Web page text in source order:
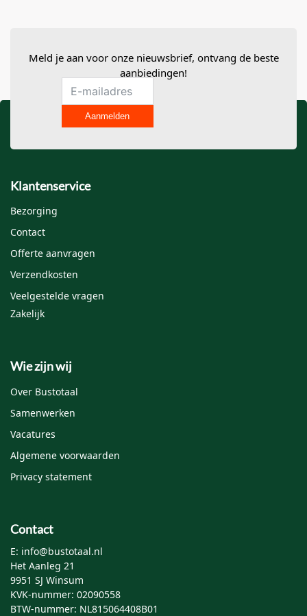
Je waardering*
Je beoordeling*
Naam*
E-mail
Mijn naam, e-mail en site opslaan in deze browser
voor de volgende keer wanneer ik een reactie plaats.
Meld je aan voor onze nieuwsbrief, ontvang de beste
aanbiedingen!
Aanmelden
Klantenservice
Bezorging
Contact
Offerte aanvragen
Verzendkosten
Veelgestelde vragen
Zakelijk
Wie zijn wij
Over Bustotaal
Samenwerken
Vacatures
Algemene voorwaarden
Privacy statement
Contact
E: info@bustotaal.nl
Het Aanleg 21
9951 SJ Winsum
KVK-nummer: 02090558
BTW-nummer: NL815064408B01